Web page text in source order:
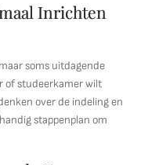
Inrichten
soms uitdagende
of studeerkamer wilt
over de indeling en
stappenplan om